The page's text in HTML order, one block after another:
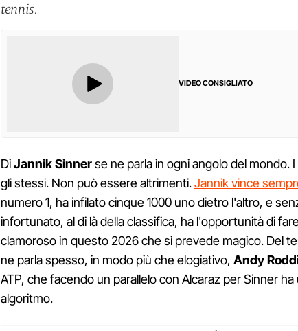
tennis.
VIDEO CONSIGLIATO
DiJannik Sinnerse ne parla in ogni angolo del mondo.
gli stessi. Non può essere altrimenti.Jannik vince
numero 1, ha infilato cinque 1000 uno dietro l'altro, e
infortunato, al di là della classifica, ha l'opportunità di
clamoroso in questo 2026 che si prevede magico. Del
ne parla spesso, in modo più che elogiativo, Andy
ATP, che facendo un parallelo con Alcaraz per Sinner ha
algoritmo.